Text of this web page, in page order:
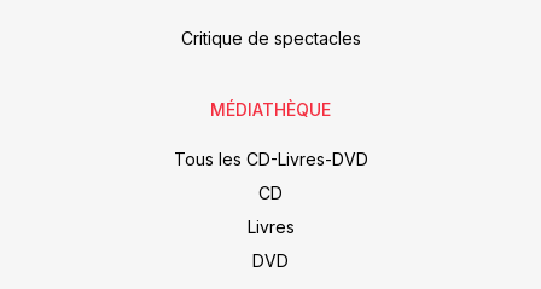
Critique de spectacles
MÉDIATHÈQUE
Tous les CD-Livres-DVD
CD
Livres
DVD